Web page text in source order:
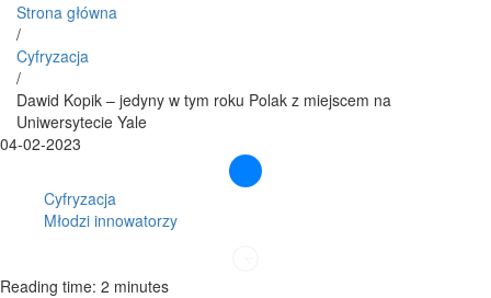
Strona główna
/
Cyfryzacja
/
Dawid Kopik – jedyny w tym roku Polak z miejscem na
Uniwersytecie Yale
04-02-2023
Cyfryzacja
Młodzi innowatorzy
Reading time: 2 minutes